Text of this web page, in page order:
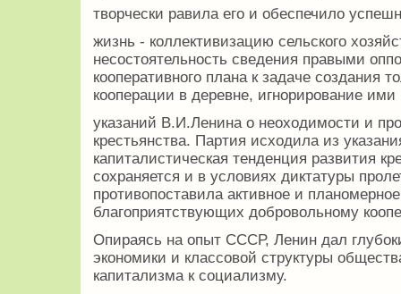
творчески равила его и обеспечило
жизнь - коллективизацию сельского
несостоятельность сведения правыми
кооперативного плана к задаче создания
кооперации в деревне, игнорирование
указаний В.И.Ленина о неоходимости и
крестьянства. Партия исходила из
капиталистическая тенденция развития
сохраняется и в условиях диктатуры
противопоставила активное и
благоприятствующих добровольному
Опираясь на опыт СССР, Ленин дал
экономики и классовой структуры
капитализма к социализму.